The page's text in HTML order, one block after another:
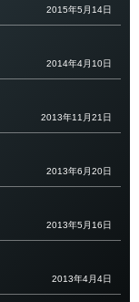
2015年5月14日
2014年4月10日
2013年11月21日
2013年6月20日
2013年5月16日
2013年4月4日